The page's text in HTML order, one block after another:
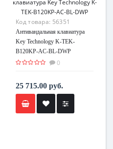
Код товара: 56351
Антивандальная клавиатура
Key Technology K-TEK-
B120KP-AC-BL-DWP
0
25 715.00 руб.